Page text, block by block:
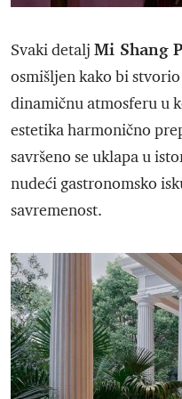
Svaki detalj Mi Shang
osmišljen kako bi
dinamičnu atmosferu u
estetika harmonično
savršeno se uklapa u
nudeći gastronomsko
savremenost.